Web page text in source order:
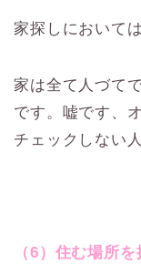
家探しにおいて
家は全て人づて
です。嘘です、
チェックしない
（6）住む場所